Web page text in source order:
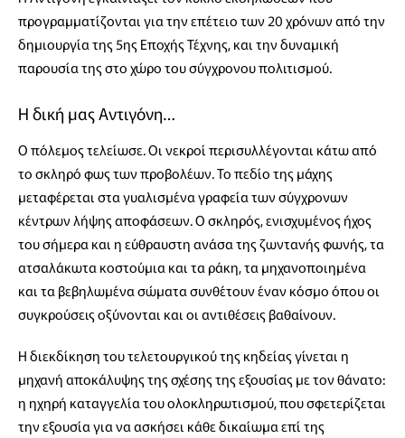
προγραμματίζονται για την επέτειο των 20 χρόνων από την
δημιουργία της 5ης Εποχής Τέχνης, και την δυναμική
παρουσία της στο χώρο του σύγχρονου πολιτισμού.
Η δική μας Αντιγόνη…
Ο πόλεμος τελείωσε. Οι νεκροί περισυλλέγονται κάτω από
το σκληρό φως των προβολέων. Το πεδίο της μάχης
μεταφέρεται στα γυαλισμένα γραφεία των σύγχρονων
κέντρων λήψης αποφάσεων. Ο σκληρός, ενισχυμένος ήχος
του σήμερα και η εύθραυστη ανάσα της ζωντανής φωνής, τα
ατσαλάκωτα κοστούμια και τα ράκη, τα μηχανοποιημένα
και τα βεβηλωμένα σώματα συνθέτουν έναν κόσμο όπου οι
συγκρούσεις οξύνονται και οι αντιθέσεις βαθαίνουν.
Η διεκδίκηση του τελετουργικού της κηδείας γίνεται η
μηχανή αποκάλυψης της σχέσης της εξουσίας με τον θάνατο:
η ηχηρή καταγγελία του ολοκληρωτισμού, που σφετερίζεται
την εξουσία για να ασκήσει κάθε δικαίωμα επί της